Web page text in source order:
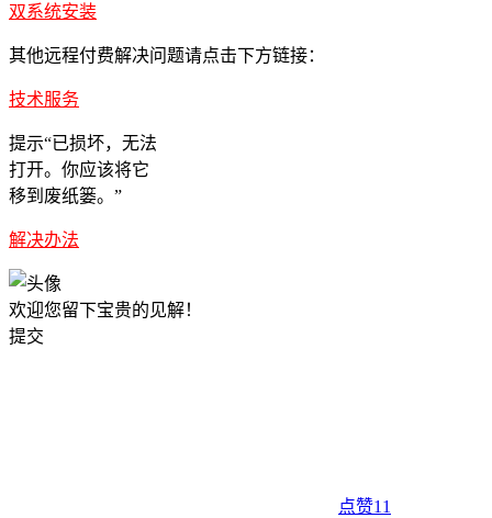
双系统安装
其他远程付费解决问题请点击下方链接：
技术服务
提示“已损坏，无法
打开。你应该将它
移到废纸篓。”
解决办法
欢迎您留下宝贵的见解！
提交
点赞11